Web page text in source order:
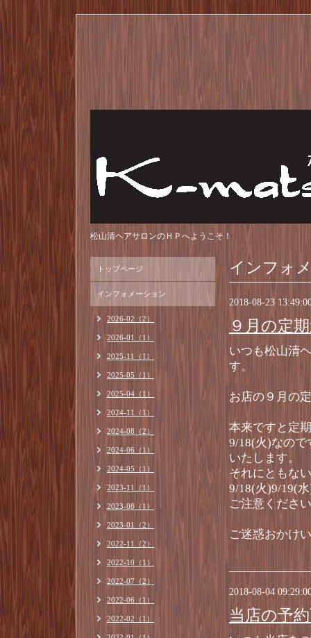
松山清ヘアサロンのＨＰへようこそ！
インフォ
2018-08-23
９月の定
いつも松山清
す。
お店の９月の
本来ですと定
9/18(火)なので
いたします。
それにともな
9/18(火)9/19(
ご注意くださ
ご迷惑おかけ
2018-08-04
当店の予
トップページ
インフォメーション
2026-02（2）
2026-01（1）
2025-11（1）
2025-05（1）
2025-04（1）
2024-11（1）
2024-08（2）
2024-06（1）
2024-05（1）
2023-11（1）
2023-08（1）
2023-01（2）
2022-11（2）
2022-10（1）
2022-07（2）
2022-06（1）
2022-02（1）